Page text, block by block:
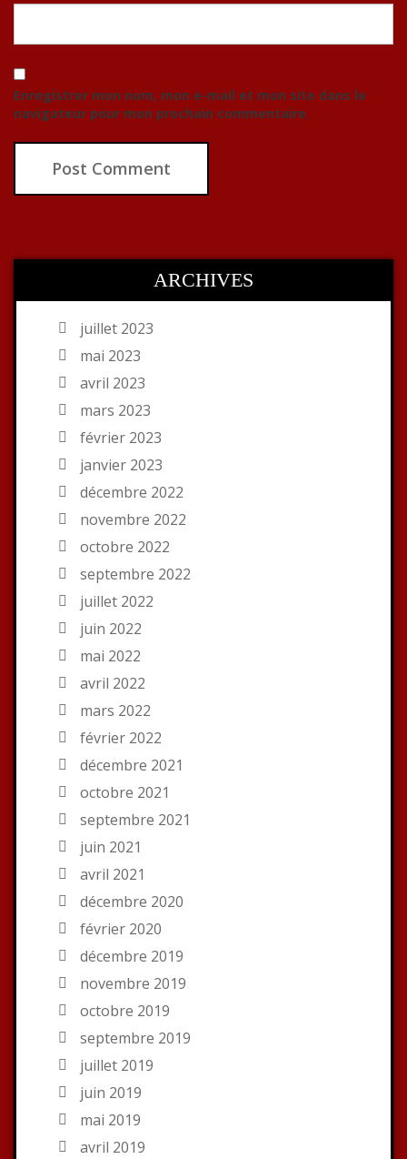
Enregistrer mon nom, mon e-mail et mon site dans le
navigateur pour mon prochain commentaire.
ARCHIVES
juillet 2023
mai 2023
avril 2023
mars 2023
février 2023
janvier 2023
décembre 2022
novembre 2022
octobre 2022
septembre 2022
juillet 2022
juin 2022
mai 2022
avril 2022
mars 2022
février 2022
décembre 2021
octobre 2021
septembre 2021
juin 2021
avril 2021
décembre 2020
février 2020
décembre 2019
novembre 2019
octobre 2019
septembre 2019
juillet 2019
juin 2019
mai 2019
avril 2019